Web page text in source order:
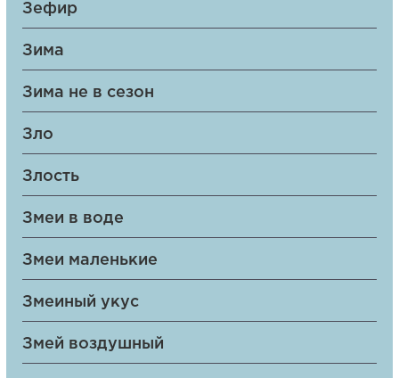
Зефир
Зима
Зима не в сезон
Зло
Злость
Змеи в воде
Змеи маленькие
Змеиный укус
Змей воздушный